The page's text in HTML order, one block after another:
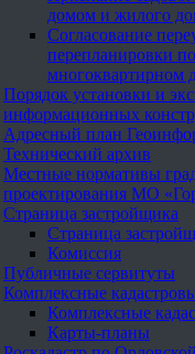
домом и жилого
Согласование
перепланировки
многоквартирном
Порядок установки и
информационных
Адресный план
Технический архив
Местные нормативы
проектирования МО
Страница застройщика
Страница
Комиссия
Публичные сервитуты
Комплексные
Комплексные
Карты-планы